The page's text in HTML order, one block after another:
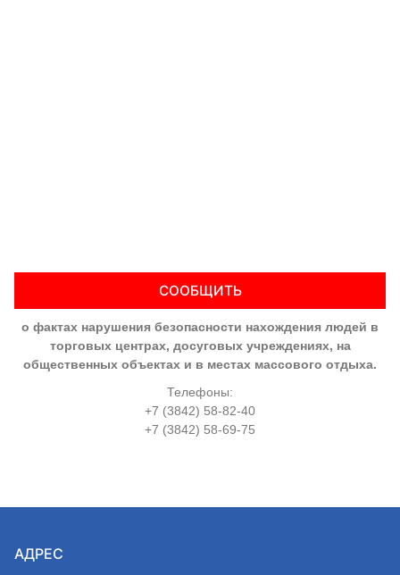
СООБЩИТЬ
о фактах нарушения безопасности нахождения людей в
торговых центрах, досуговых учреждениях, на
общественных объектах и в местах массового отдыха.
Телефоны:
+7 (3842) 58-82-40
+7 (3842) 58-69-75
АДРЕС